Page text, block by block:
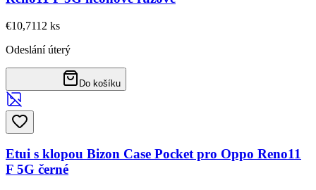
€10,7112 ks
Odeslání úterý
Do košíku
Etui s klopou Bizon Case Pocket pro Oppo Reno11
F 5G černé